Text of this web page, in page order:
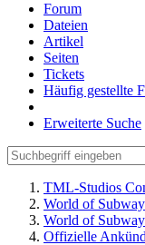
Forum
Dateien
Artikel
Seiten
Tickets
Häufig gestellte
Erweiterte Suche
TML-Studios
World of
World of
Offizielle